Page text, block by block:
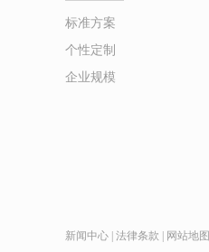
标准方案
个性定制
企业规模
新闻中心 法律条款 网站地图